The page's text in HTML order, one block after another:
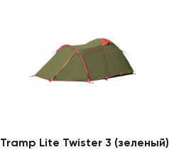
Tramp Lite Twister 3 (зеленый)